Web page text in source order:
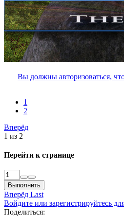
Вы должны авторизоваться,
1
2
Вперёд
1 из 2
Перейти к странице
Выполнить
Вперёд Last
Войдите или зарегистрируйтесь
Поделиться: